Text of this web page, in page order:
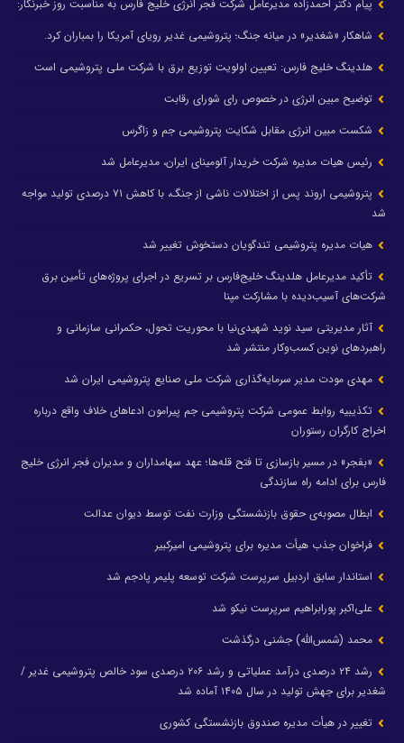
پیام دکتر احمدزاده مدیرعامل شرکت فجر انرژی خلیج فارس به مناسبت روز خبرنگار:
شاهکار «شغدیر» در میانه جنگ؛ پتروشیمی غدیر رویای آمریکا را بمباران کرد.
هلدینگ خلیج فارس: تعیین اولویت توزیع برق با شرکت ملی پتروشیمی است
توضیح مبین انرژی در خصوص رای شورای رقابت
شکست مبین انرژی مقابل شکایت پتروشیمی جم و زاگرس
رئیس هیات مدیره شرکت خریدار آلومینای ایران، مدیرعامل شد
پتروشیمی اروند پس از اختلالات ناشی از جنگ، با کاهش ۷۱ درصدی تولید مواجه
شد
هیات مدیره پتروشیمی تندگویان دستخوش تغییر شد
تأکید مدیرعامل هلدینگ خلیج‌فارس بر تسریع در اجرای پروژه‌های تأمین برق
شرکت‌های آسیب‌دیده با مشارکت مپنا
آثار مدیریتی سید نوید شهیدی‌نیا با محوریت تحول، حکمرانی سازمانی و
راهبردهای نوین کسب‌وکار منتشر شد
مهدی مودت مدیر سرمایه‌گذاری شرکت ملی صنایع پتروشیمی ایران شد
تکذیبیه روابط عمومی شرکت پتروشیمی جم پیرامون ادعاهای خلاف واقع درباره
اخراج کارگران رستوران
«بفجر» در مسیر بازسازی تا فتح قله‌ها؛ عهد سهامداران و مدیران فجر انرژی خلیج
فارس برای ادامه راه سازندگی
ابطال مصوبه‌ی حقوق بازنشستگی وزارت نفت توسط دیوان عدالت
فراخوان جذب هیأت مدیره برای پتروشیمی امیرکبیر
استاندار سابق اردبیل سرپرست شرکت توسعه پلیمر پادجم شد
علی‌اکبر پورابراهیم سرپرست نیکو شد
محمد (شمس‌الله) جشنی درگذشت
رشد ۲۴ درصدی درآمد عملیاتی و رشد ۲۰۶ درصدی سود خالص پتروشیمی غدیر /
شغدیر برای جهش تولید در سال ۱۴۰۵ آماده شد
تغییر در هیأت مدیره صندوق بازنشستگی کشوری